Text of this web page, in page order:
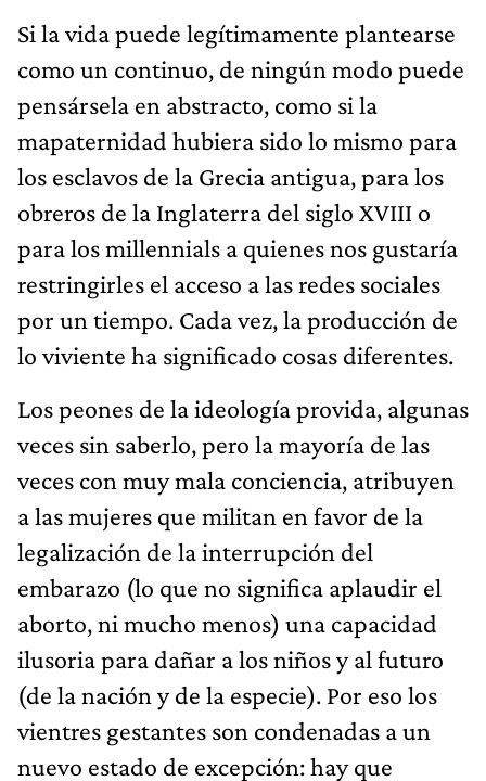
Si la vida puede legítimamente plantearse
como un continuo, de ningún modo puede
pensársela en abstracto, como si la
mapaternidad hubiera sido lo mismo para
los esclavos de la Grecia antigua, para los
obreros de la Inglaterra del siglo XVIII o
para los millennials a quienes nos gustaría
restringirles el acceso a las redes sociales
por un tiempo. Cada vez, la producción de
lo viviente ha significado cosas diferentes.
Los peones de la ideología provida, algunas
veces sin saberlo, pero la mayoría de las
veces con muy mala conciencia, atribuyen
a las mujeres que militan en favor de la
legalización de la interrupción del
embarazo (lo que no significa aplaudir el
aborto, ni mucho menos) una capacidad
ilusoria para dañar a los niños y al futuro
(de la nación y de la especie). Por eso los
vientres gestantes son condenadas a un
nuevo estado de excepción: hay que